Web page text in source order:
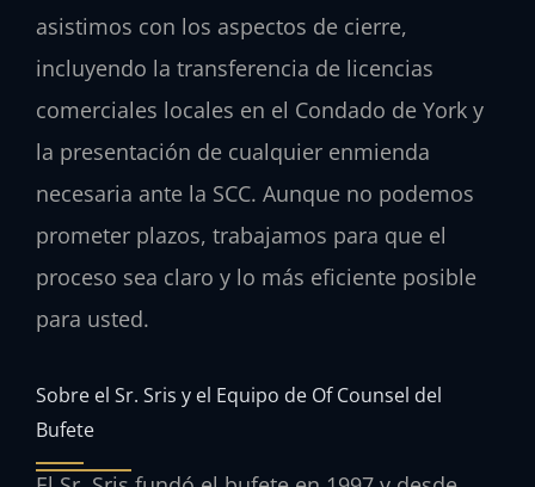
asistimos con los aspectos de cierre,
incluyendo la transferencia de licencias
comerciales locales en el Condado de York y
la presentación de cualquier enmienda
necesaria ante la SCC. Aunque no podemos
prometer plazos, trabajamos para que el
proceso sea claro y lo más eficiente posible
para usted.
Sobre el Sr. Sris y el Equipo de Of Counsel del
Bufete